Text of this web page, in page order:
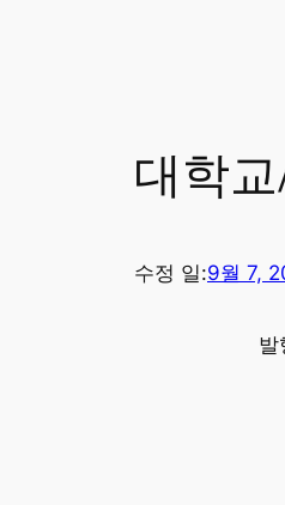
대학
수정 일:9월 7,
발